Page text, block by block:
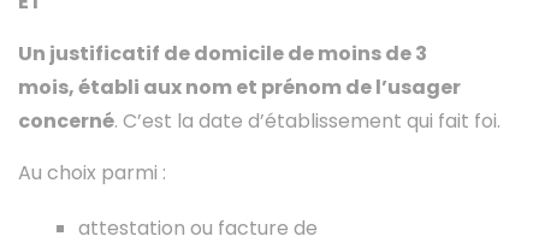
Un justificatif de domicile de moins de 3
mois, établi aux nom et prénom de l’usager
concerné. C’est la date d’établissement qui fait foi.
Au choix parmi :
attestation ou facture de